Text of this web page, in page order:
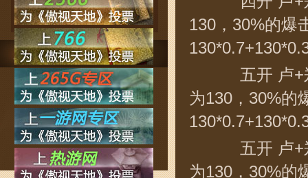
130，30%的爆
五开 卢+郑
为130，30%的
五开 卢+郑
为130，30%的